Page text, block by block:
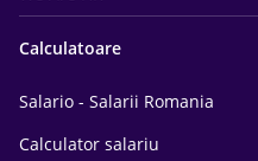
Calculatoare
Salario - Salarii Romania
Calculator salariu